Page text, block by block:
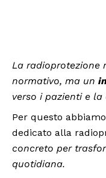
La radioprotezione
normativo, ma un
verso i pazienti e
Per questo
dedicato alla
concreto per
quotidiana.